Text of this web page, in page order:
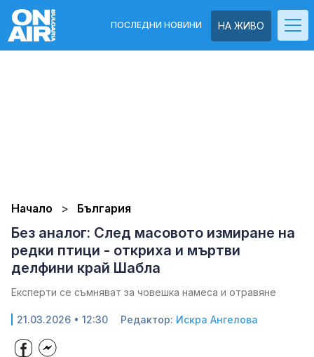
НА ЖИВО
ПОСЛЕДНИ НОВИНИ
Начало България
Без аналог: След масовото измиране на
редки птици - откриха и мъртви
делфини край Шабла
Експерти се съмняват за човешка намеса и отравяне
21.03.2026 • 12:30 Редактор: Искра Ангелова